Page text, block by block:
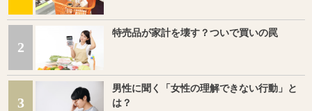
2
特売品が家計を壊す？ついで買いの罠
3
男性に聞く「女性の理解できない行動」と
は？